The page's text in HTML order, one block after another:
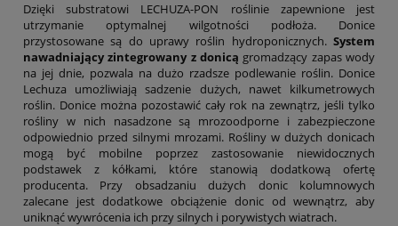
Dzięki substratowi LECHUZA-PON roślinie zapewnione jest
utrzymanie optymalnej wilgotności podłoża. Donice
przystosowane są do uprawy roślin hydroponicznych. System
nawadniający zintegrowany z donicą gromadzący zapas wody
na jej dnie, pozwala na dużo rzadsze podlewanie roślin. Donice
Lechuza umożliwiają sadzenie dużych, nawet kilkumetrowych
roślin. Donice można pozostawić cały rok na zewnątrz, jeśli tylko
rośliny w nich nasadzone są mrozoodporne i zabezpieczone
odpowiednio przed silnymi mrozami. Rośliny w dużych donicach
mogą być mobilne poprzez zastosowanie niewidocznych
podstawek z kółkami, które stanowią dodatkową ofertę
producenta. Przy obsadzaniu dużych donic kolumnowych
zalecane jest dodatkowe obciążenie donic od wewnątrz, aby
uniknąć wywrócenia ich przy silnych i porywistych wiatrach.